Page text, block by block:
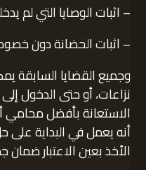
– اثبات الوصايا التي لم
– اثبات الحضانة دون
وجميع القضايا السابقة
نزاعات، أو حتى الدخول
الاستعانة بأفضل
أنه يعمل في البداية
الأخذ بعين الاعتبار